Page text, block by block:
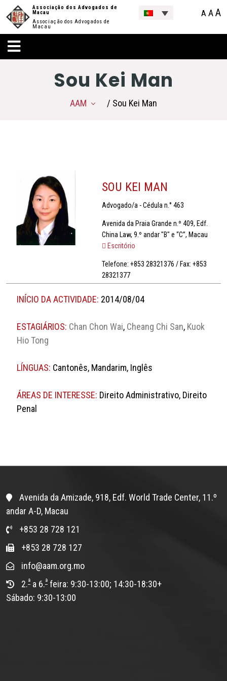
Associação dos Advogados de
Macau
Associação dos Advogados de
Macau
A AA
Sou Kei Man
AAM / Sou Kei Man
SOU KEI MAN
Advogado/a - Cédula n.° 463
Avenida da Praia Grande n.º 409, Edf.
China Law, 9.º andar "B" e “C”, Macau
Escritório
Telefone: +853 28321376 / Fax: +853
28321377
INÍCIO DA ACTIVIDADE: 2014/08/04
ESTAGIÁRIOS: Chan Chon Wai, Cheang Chi San, Kuok
Hio Tong
LÍNGUAS: Cantonês, Mandarim, Inglês
ÁREAS DE INTERESSE: Direito Administrativo, Direito
Penal
Avenida da Amizade, 918, Edf. World Trade Center, 11.º
andar A-D, Macau
+853 28 728 121
+853 28 728 127
info@aam.org.mo
2.ª a 6.ª feira: 9:30-13:00; 14:30-18:30+
Sábado: 9:30-13:00